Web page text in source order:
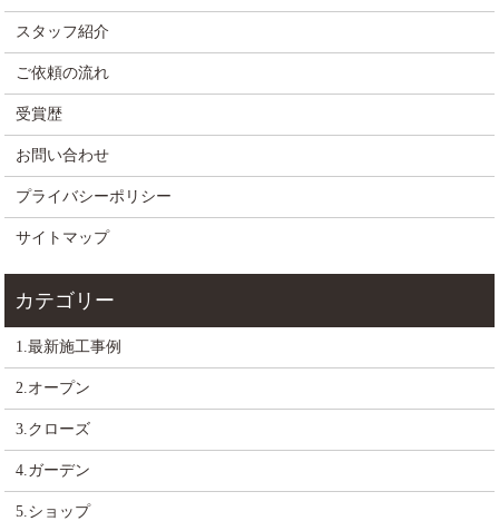
スタッフ紹介
ご依頼の流れ
受賞歴
お問い合わせ
プライバシーポリシー
サイトマップ
1.最新施工事例
2.オープン
3.クローズ
4.ガーデン
5.ショップ